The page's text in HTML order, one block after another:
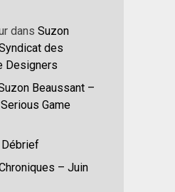
dans Suzon
des
Designers
Beaussant –
Game
Débrief
– Juin